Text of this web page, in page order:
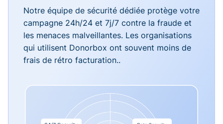
Notre équipe de sécurité dédiée protège votre
campagne 24h/24 et 7j/7 contre la fraude et
les menaces malveillantes. Les organisations
qui utilisent Donorbox ont souvent moins de
frais de rétro facturation..